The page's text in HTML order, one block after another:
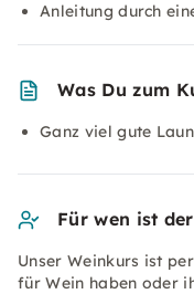
Anleitung durch
Was Du zum
Ganz viel gute
Für wen ist
Unser Weinkurs ist
für Wein haben oder